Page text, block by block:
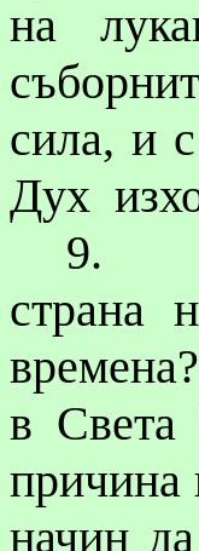
на
сила, и
Дух
9.
страна
в Света
причина
начин